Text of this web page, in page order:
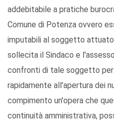
addebitabile a pratiche
Comune di Potenza ovvero
imputabili al soggetto
sollecita il Sindaco e
confronti di tale soggetto
rapidamente all'apertura dei
compimento un'opera che
continuità amministrativa,